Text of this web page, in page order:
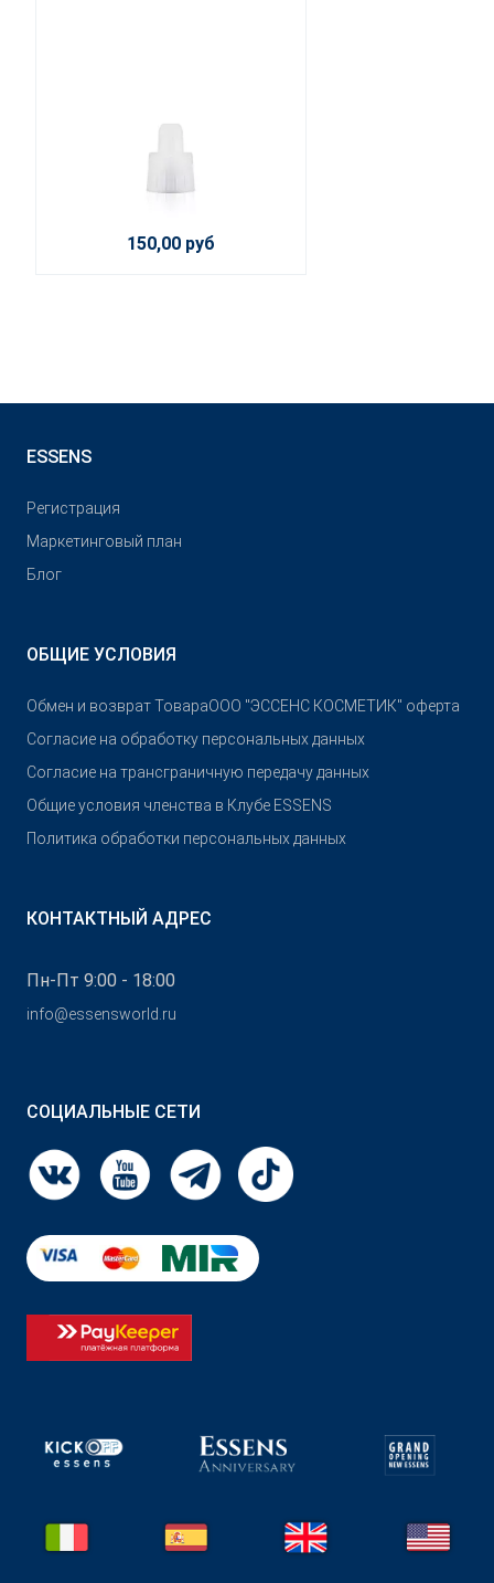
150,00 руб
ESSENS
Pегистрация
Маркетинговый план
Блог
ОБЩИЕ УСЛОВИЯ
Обмен и возврат ТовараOOO "ЭССЕНС КОСМЕТИК" оферта
Согласие на обработку персональных данных
Согласие на трансграничную передачу данных
Общие условия членства в Клубе ESSENS
Политика обработки персональных данных
КОНТАКТНЫЙ АДРЕС
Пн-Пт 9:00 - 18:00
info@essensworld.ru
СОЦИАЛЬНЫЕ СЕТИ